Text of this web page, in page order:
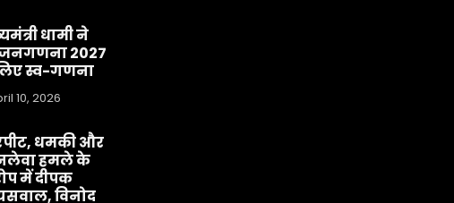
धामी ने
2027
स्व-गणना
10, 2026
धमकी और
हमले के
में दीपक
विनोद